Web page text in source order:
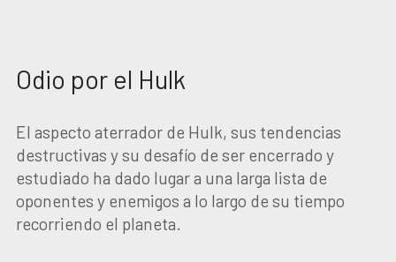
Odio por el Hulk
El aspecto aterrador de Hulk, sus tendencias
destructivas y su desafío de ser encerrado y
estudiado ha dado lugar a una larga lista de
oponentes y enemigos a lo largo de su tiempo
recorriendo el planeta.